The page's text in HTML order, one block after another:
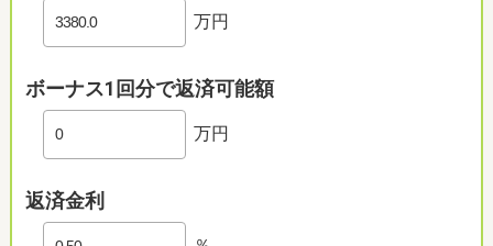
万円
ボーナス1回分で返済可能額
万円
返済金利